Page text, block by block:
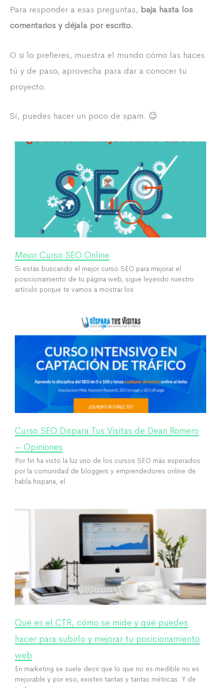
Para responder a esas preguntas, baja hasta los
comentarios y déjala por escrito.
O si lo prefieres, muestra el mundo cómo las haces
tú y de paso, aprovecha para dar a conocer tu
proyecto.
Sí, puedes hacer un poco de spam. 😉
Mejor Curso SEO Online
Si estás buscando el mejor curso SEO para mejorar el
posicionamiento de tu página web, sigue leyendo nuestro
artículo porque te vamos a mostrar los
Curso SEO Dispara Tus Visitas de Dean Romero
– Opiniones
Por fin ha visto la luz uno de los cursos SEO más esperados
por la comunidad de bloggers y emprendedores online de
habla hispana, el
Qué es el CTR, cómo se mide y qué puedes
hacer para subirlo y mejorar tu posicionamiento
web
En marketing se suele decir que lo que no es medible no es
mejorable y por eso, existen tantas y tantas métricas. Y de